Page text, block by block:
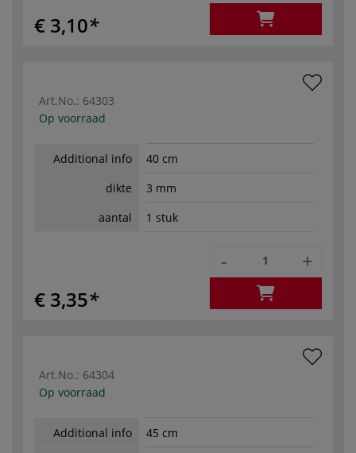
€ 3,10
Art.No.: 64303
Op voorraad
Additional info
40 cm
dikte
3 mm
aantal
1 stuk
€ 3,35
- +
Art.No.: 64304
Op voorraad
Additional info
45 cm